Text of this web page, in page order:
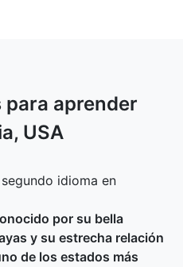
para aprender
, USA
idioma en
por su bella
y su estrecha relación
de los estados más